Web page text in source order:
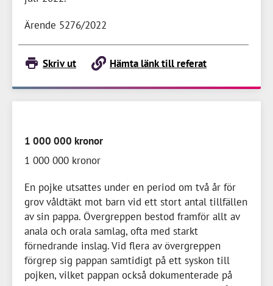
Ärende 5276/2022
Skriv ut Hämta länk till referat
1 000 000 kronor
1 000 000 kronor
En pojke utsattes under en period om två år för
grov våldtäkt mot barn vid ett stort antal tillfällen
av sin pappa. Övergreppen bestod framför allt av
anala och orala samlag, ofta med starkt
förnedrande inslag. Vid flera av övergreppen
förgrep sig pappan samtidigt på ett syskon till
pojken, vilket pappan också dokumenterade på